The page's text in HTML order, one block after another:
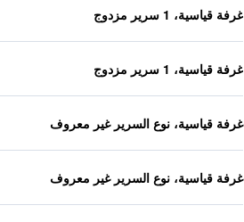
غرفة قياسية، 1 سرير مزدوج
غرفة قياسية، 1 سرير مزدوج
غرفة قياسية، نوع السرير غير معروف
غرفة قياسية، نوع السرير غير معروف